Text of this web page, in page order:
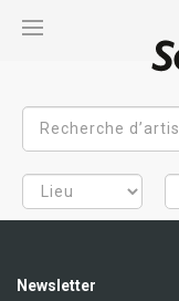
Newsletter